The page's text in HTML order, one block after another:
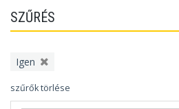
SZŰRÉS
Igen
szűrők törlése